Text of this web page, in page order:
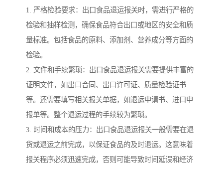
1. 严格检验要求：出口食品退运报关时，需进行严格的
检验和抽样检测，确保食品符合出口或地区的安全和质
量标准。包括食品的原料、添加剂、营养成分等方面的
检验。
2. 文件和手续繁琐：出口食品退运报关需要提供丰富的
证明文件，如出口合同、出口许可证、质量检验证书
等。还需要填写相关报关单据，如退运申请书、进口申
报单等。整个退运过程的手续较为繁琐。
3. 时间和成本的压力：出口食品退运报关一般需要在退
货或退运之前完成，以保证食品的及时退运。这意味着
报关程序必须迅速完成，否则可能导致时间延误和经济